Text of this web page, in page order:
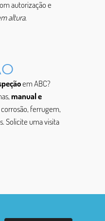
autorização e
altura.
em ABC?
manual e
ferrugem,
Solicite uma visita